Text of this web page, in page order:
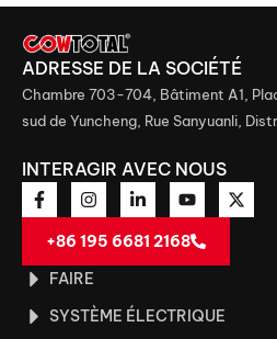
ADRESSE DE LA SOCIÉTÉ
Chambre 703-704, Bâtiment A1,
sud de Yuncheng, Rue Sanyuanli,
INTERAGIR AVEC NOUS
+86 195 6681 2168
FAIRE
SYSTÈME ÉLECTRIQUE